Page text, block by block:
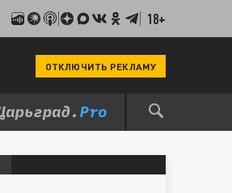
18+
ОТКЛЮЧИТЬ РЕКЛАМУ